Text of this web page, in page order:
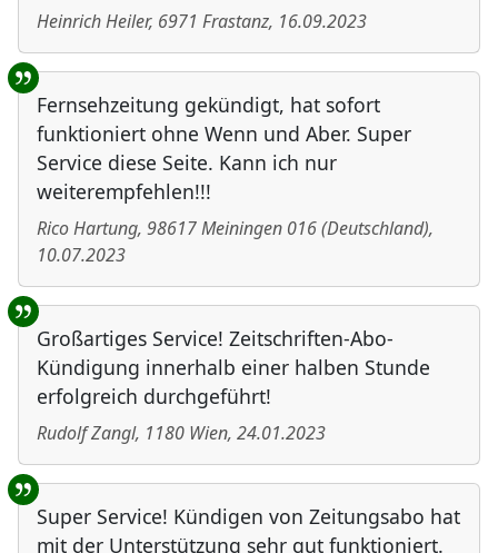
Heinrich Heiler, 6971 Frastanz, 16.09.2023
Fernsehzeitung gekündigt, hat sofort
funktioniert ohne Wenn und Aber. Super
Service diese Seite. Kann ich nur
weiterempfehlen!!!
Rico Hartung, 98617Meiningen 016(Deutschland),
10.07.2023
Großartiges Service! Zeitschriften-Abo-
Kündigung innerhalb einer halben Stunde
erfolgreich durchgeführt!
Rudolf Zangl, 1180 Wien, 24.01.2023
Super Service! Kündigen von Zeitungsabo hat
mit der Unterstützung sehr gut funktioniert.